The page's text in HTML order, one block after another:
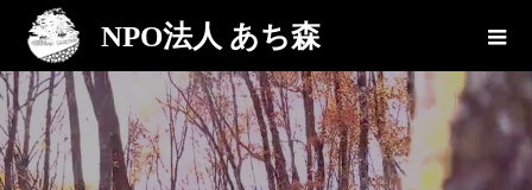
NPO法人 あち森